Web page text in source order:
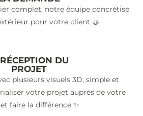
complet, notre équipe concrétise
pour votre client 🤝
DU
PROJET
plusieurs visuels 3D, simple et
votre projet auprès de votre
faire la différence ✨